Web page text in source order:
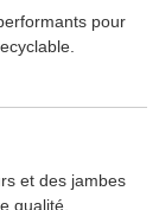
pour
et des jambes
qualité.